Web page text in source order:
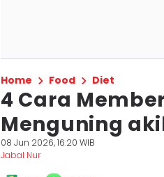
Home Food Diet
4 Cara
Menguning
08 Jun 2026, 16:20 WIB
Jabal Nur